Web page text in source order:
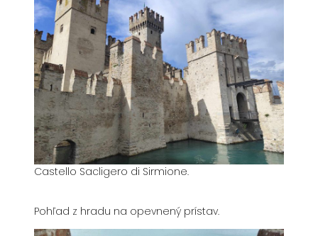
Castello Sacligero di Sirmione.
Pohľad z hradu na opevnený prístav.